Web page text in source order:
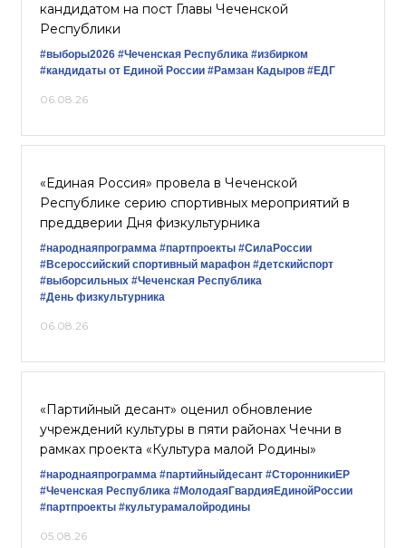
кандидатом на пост Главы Чеченской
Республики
#выборы2026 #Чеченская Республика #избирком
#кандидаты от Единой России #Рамзан Кадыров #ЕДГ
06.08.26
«Единая Россия» провела в Чеченской
Республике серию спортивных мероприятий в
преддверии Дня физкультурника
#народнаяпрограмма #партпроекты #СилаРоссии
#Всероссийский спортивный марафон #детскийспорт
#выборсильных #Чеченская Республика
#День физкультурника
06.08.26
«Партийный десант» оценил обновление
учреждений культуры в пяти районах Чечни в
рамках проекта «Культура малой Родины»
#народнаяпрограмма #партийныйдесант #СторонникиЕР
#Чеченская Республика #МолодаяГвардияЕдинойРоссии
#партпроекты #культурамалойродины
05.08.26